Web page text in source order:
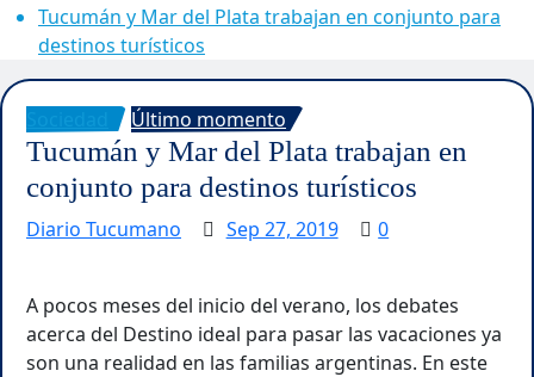
Tucumán y Mar del Plata trabajan en conjunto para
destinos turísticos
Último momento
Tucumán y Mar del Plata trabajan en
conjunto para destinos turísticos
Diario Tucumano Sep 27, 2019 0
A pocos meses del inicio del verano, los debates
acerca del Destino ideal para pasar las vacaciones ya
son una realidad en las familias argentinas. En este